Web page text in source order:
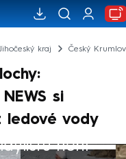
Jihočeský kraj Český Krumlov
si
ledové vody
není